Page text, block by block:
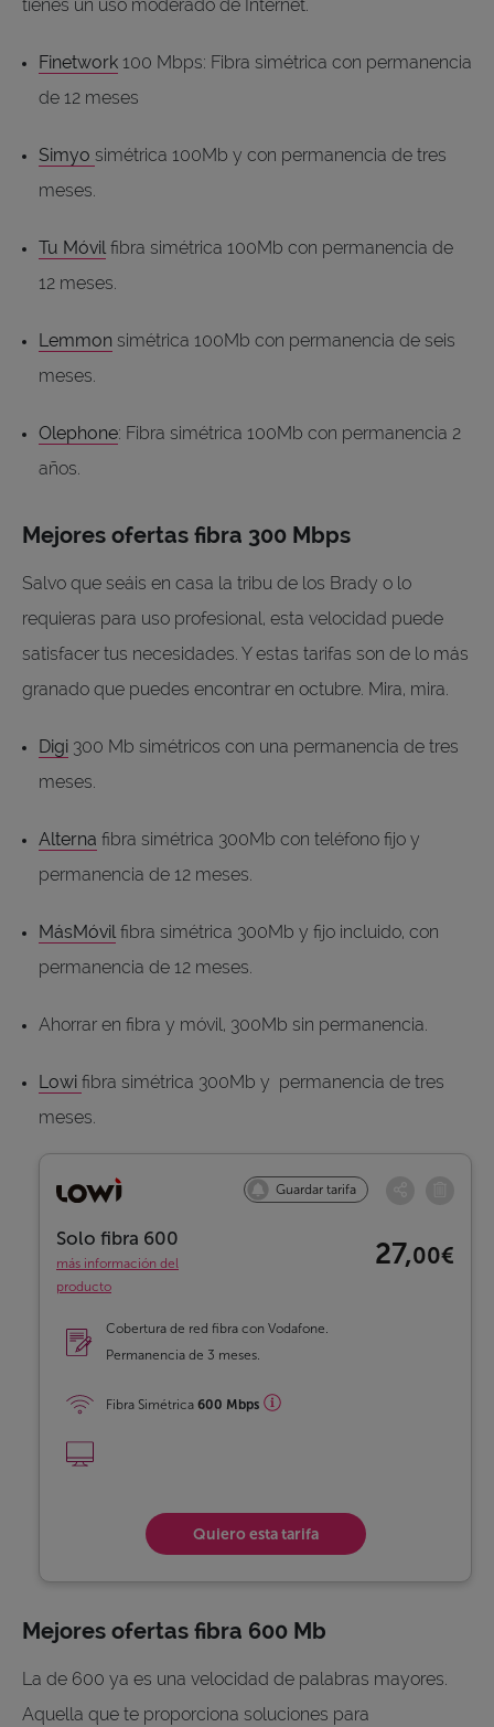
tienes un uso moderado de Internet.
Finetwork 100 Mbps: Fibra simétrica con permanencia
de 12 meses
Simyo simétrica 100Mb y con permanencia de tres
meses.
Tu Móvil fibra simétrica 100Mb con permanencia de
12 meses.
Lemmon simétrica 100Mb con permanencia de seis
meses.
Olephone: Fibra simétrica 100Mb con permanencia 2
años.
Mejores ofertas fibra 300 Mbps
Salvo que seáis en casa la tribu de los Brady o lo
requieras para uso profesional, esta velocidad puede
satisfacer tus necesidades. Y estas tarifas son de lo más
granado que puedes encontrar en octubre. Mira, mira.
Digi 300 Mb simétricos con una permanencia de tres
meses.
Alterna fibra simétrica 300Mb con teléfono fijo y
permanencia de 12 meses.
MásMóvil fibra simétrica 300Mb y fijo incluido, con
permanencia de 12 meses.
Ahorrar en fibra y móvil, 300Mb sin permanencia.
Lowi fibra simétrica 300Mb y permanencia de tres
meses.
Guardar tarifa
Solo fibra 600
más información del
producto
27,00€
Quiero esta tarifa
Cobertura de red fibra con Vodafone.
Permanencia de 3 meses.
Fibra Simétrica 600 Mbps
Mejores ofertas fibra 600 Mb
La de 600 ya es una velocidad de palabras mayores.
Aquella que te proporciona soluciones para